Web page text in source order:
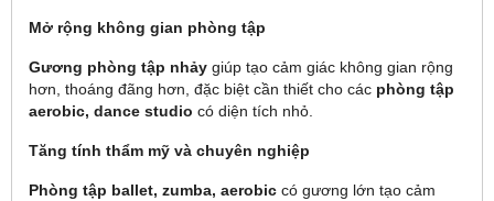
Mở rộng không gian phòng tập
Gương phòng tập nhảy giúp tạo cảm giác không gian rộng
hơn, thoáng đãng hơn, đặc biệt cần thiết cho các phòng tập
aerobic, dance studio có diện tích nhỏ.
Tăng tính thẩm mỹ và chuyên nghiệp
Phòng tập ballet, zumba, aerobic có gương lớn tạo cảm